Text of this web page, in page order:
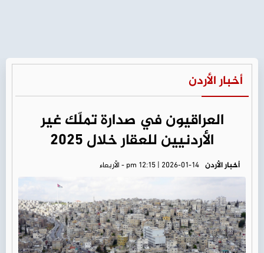
أخبار الأردن
العراقيون في صدارة تملّك غير
الأردنيين للعقار خلال 2025
أخبار الأردن pm 12:15 | 2026-01-14 - الأربعاء